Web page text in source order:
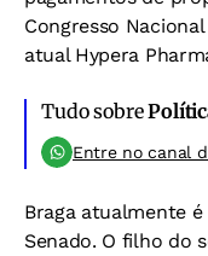
Congresso
atual Hypera
Tudo sobre
Entre no canal
Braga atualmente
Senado. O filho do